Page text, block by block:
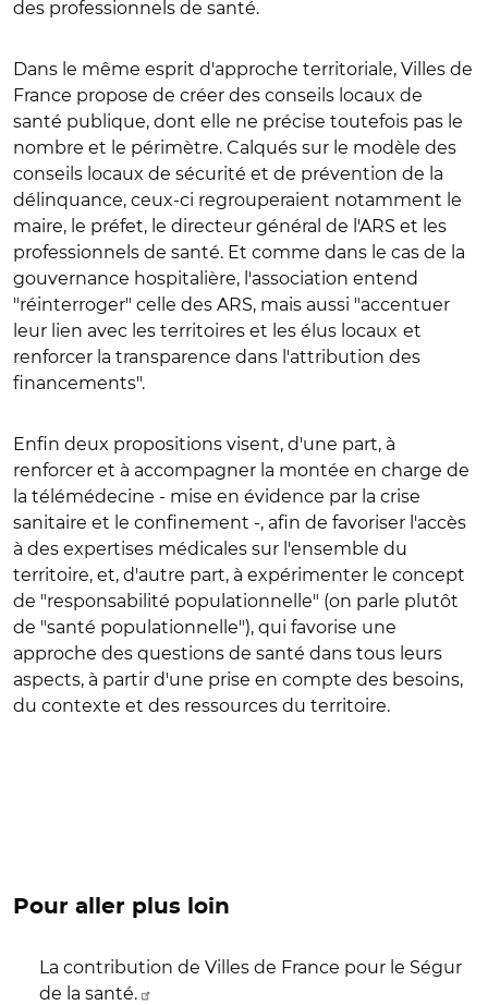
des professionnels de santé.
Dans le même esprit d'approche territoriale, Villes de
France propose de créer des conseils locaux de
santé publique, dont elle ne précise toutefois pas le
nombre et le périmètre. Calqués sur le modèle des
conseils locaux de sécurité et de prévention de la
délinquance, ceux-ci regrouperaient notamment le
maire, le préfet, le directeur général de l'ARS et les
professionnels de santé. Et comme dans le cas de la
gouvernance hospitalière, l'association entend
"réinterroger" celle des ARS, mais aussi "accentuer
leur lien avec les territoires et les élus locaux et
renforcer la transparence dans l'attribution des
financements".
Enfin deux propositions visent, d'une part, à
renforcer et à accompagner la montée en charge de
la télémédecine - mise en évidence par la crise
sanitaire et le confinement -, afin de favoriser l'accès
à des expertises médicales sur l'ensemble du
territoire, et, d'autre part, à expérimenter le concept
de "responsabilité populationnelle" (on parle plutôt
de "santé populationnelle"), qui favorise une
approche des questions de santé dans tous leurs
aspects, à partir d'une prise en compte des besoins,
du contexte et des ressources du territoire.
Pour aller plus loin
La contribution de Villes de France pour le Ségur
de la santé.